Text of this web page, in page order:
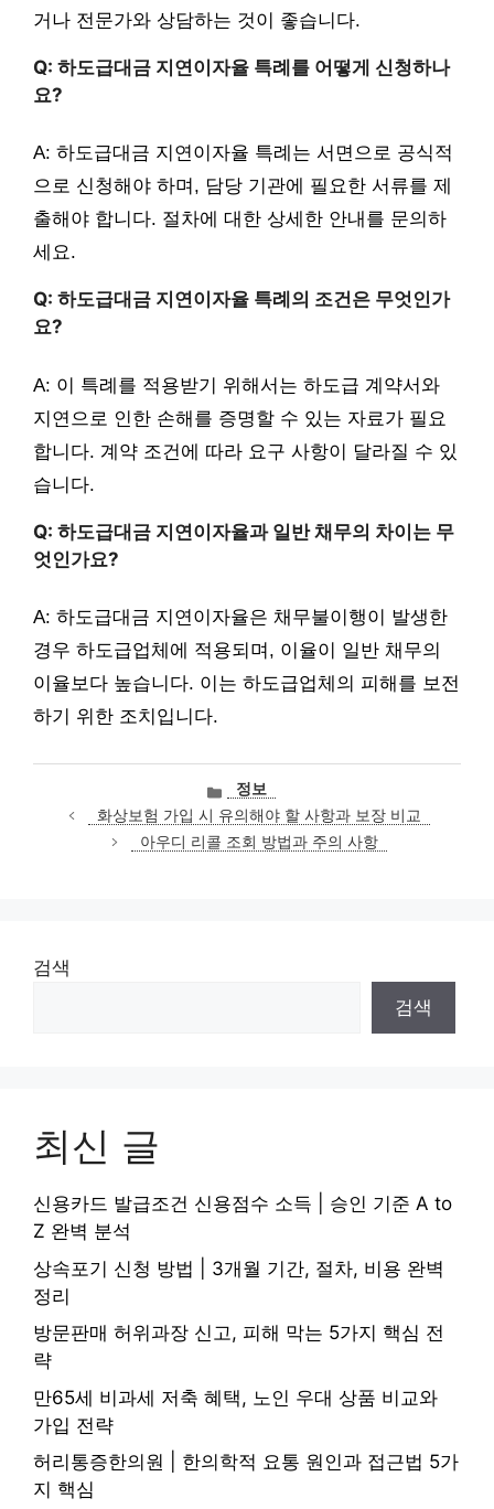
거나 전문가와 상담하는 것이 좋습니다.
Q: 하도급대금 지연이자율 특례를 어떻게 신청하나
요?
A: 하도급대금 지연이자율 특례는 서면으로 공식적
으로 신청해야 하며, 담당 기관에 필요한 서류를 제
출해야 합니다. 절차에 대한 상세한 안내를 문의하
세요.
Q: 하도급대금 지연이자율 특례의 조건은 무엇인가
요?
A: 이 특례를 적용받기 위해서는 하도급 계약서와
지연으로 인한 손해를 증명할 수 있는 자료가 필요
합니다. 계약 조건에 따라 요구 사항이 달라질 수 있
습니다.
Q: 하도급대금 지연이자율과 일반 채무의 차이는 무
엇인가요?
A: 하도급대금 지연이자율은 채무불이행이 발생한
경우 하도급업체에 적용되며, 이율이 일반 채무의
이율보다 높습니다. 이는 하도급업체의 피해를 보전
하기 위한 조치입니다.
카
테
고
리
정보
화상보험 가입 시 유의해야 할 사항과 보장 비교
아우디 리콜 조회 방법과 주의 사항
검색
검색
최신 글
신용카드 발급조건 신용점수 소득 | 승인 기준 A to
Z 완벽 분석
상속포기 신청 방법 | 3개월 기간, 절차, 비용 완벽
정리
방문판매 허위과장 신고, 피해 막는 5가지 핵심 전
략
만65세 비과세 저축 혜택, 노인 우대 상품 비교와
가입 전략
허리통증한의원 | 한의학적 요통 원인과 접근법 5가
지 핵심